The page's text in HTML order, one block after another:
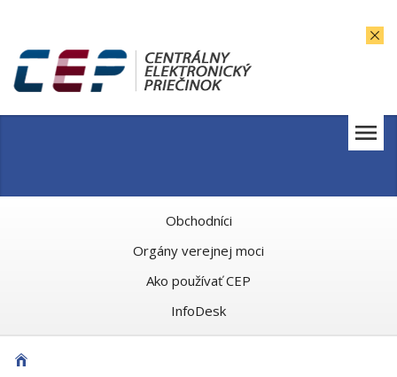
Obchodníci
Orgány verejnej moci
Ako používať CEP
InfoDesk